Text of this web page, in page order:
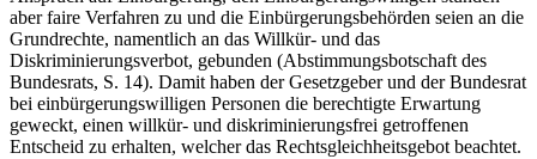
aber faire Verfahren zu und die Einbürgerungsbehörden seien an die
Grundrechte, namentlich an das Willkür- und das
Diskriminierungsverbot, gebunden (Abstimmungsbotschaft des
Bundesrats, S. 14). Damit haben der Gesetzgeber und der Bundesrat
bei einbürgerungswilligen Personen die berechtigte Erwartung
geweckt, einen willkür- und diskriminierungsfrei getroffenen
Entscheid zu erhalten, welcher das Rechtsgleichheitsgebot beachtet.